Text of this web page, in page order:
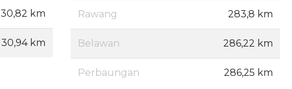
30,82 km
30,94 km
Rawang 283,8 km
Belawan 286,22 km
Perbaungan 286,25 km